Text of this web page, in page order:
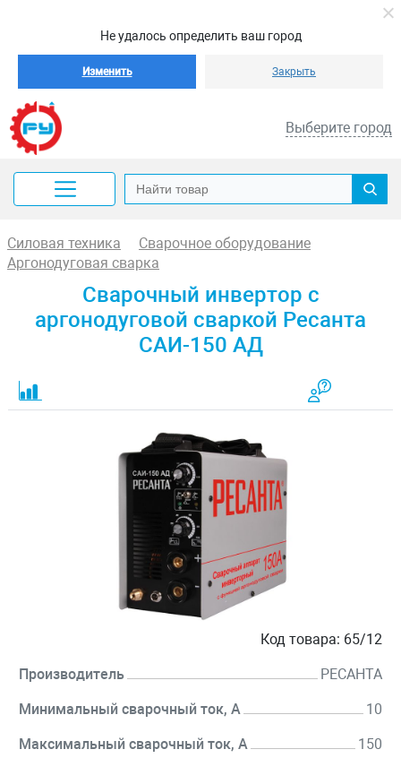
Не удалось определить ваш город
Изменить Закрыть
Выберите город
Силовая техника
Сварочное оборудование
Аргонодуговая сварка
Сварочный инвертор с
аргонодуговой сваркой Ресанта
САИ-150 АД
Код товара: 65/12
Производитель РЕСАНТА
Минимальный сварочный ток, А 10
Максимальный сварочный ток, А 150